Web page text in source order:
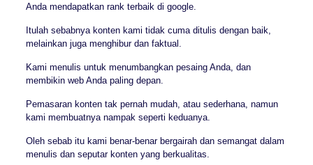
Anda mendapatkan rank terbaik di google.
Itulah sebabnya konten kami tidak cuma ditulis dengan baik,
melainkan juga menghibur dan faktual.
Kami menulis untuk menumbangkan pesaing Anda, dan
membikin web Anda paling depan.
Pemasaran konten tak pernah mudah, atau sederhana, namun
kami membuatnya nampak seperti keduanya.
Oleh sebab itu kami benar-benar bergairah dan semangat dalam
menulis dan seputar konten yang berkualitas.